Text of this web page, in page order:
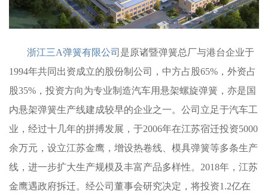
浙江三A弹簧有限公司 是原诸暨弹簧总厂与港台企业于
1994年共同出资成立的股份制公司，中方占股65%，外资占
股35%，投资方向为专业制造汽车用悬架螺旋弹簧，亦是国
内悬架弹簧生产线建成较早的企业之一。公司立足于汽车工
业，经过十几年的拼搏发展，于2006年在江苏宿迁投资5000
余万元，设立江苏金鹰，增设热卷线、模具弹簧等多条生产
线，进一步扩大生产规模及丰富产品多样性。2018年，江苏
金鹰遇政府拆迁。经公司董事会研究决定，将投资1.2亿在